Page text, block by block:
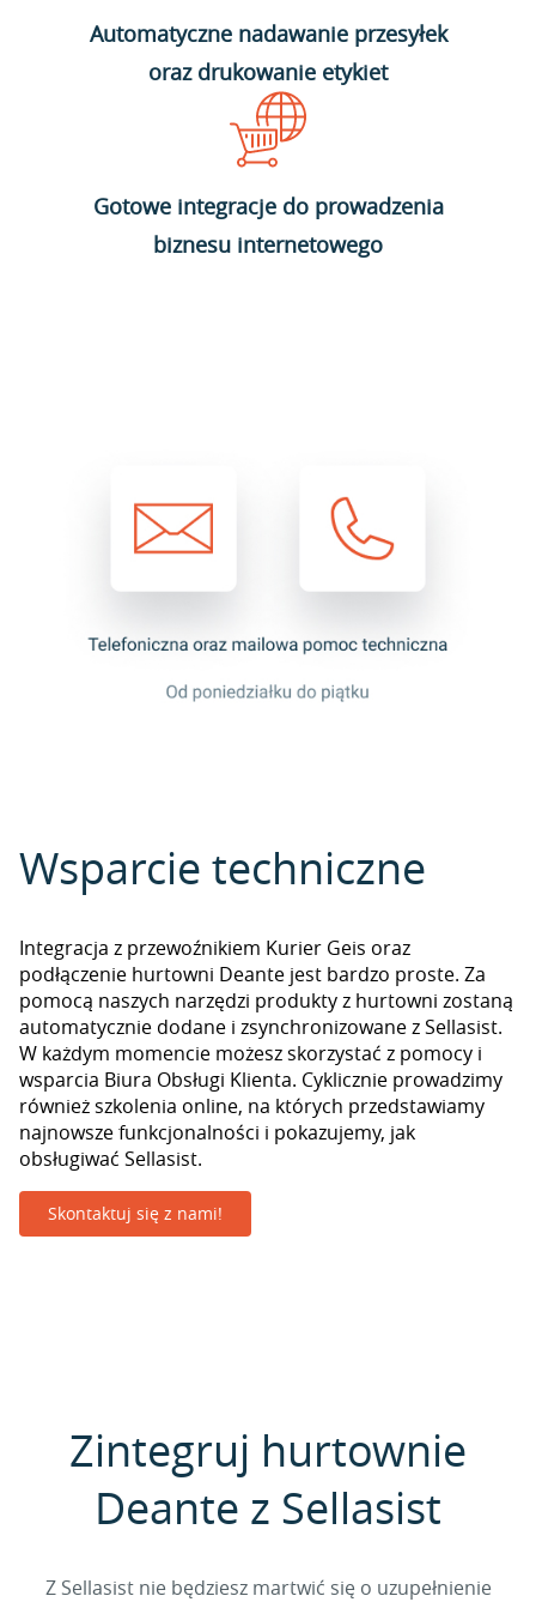
Automatyczne nadawanie przesyłek
oraz drukowanie etykiet
Gotowe integracje do prowadzenia
biznesu internetowego
Wsparcie techniczne
Integracja z przewoźnikiem Kurier Geis oraz
podłączenie hurtowni Deante jest bardzo proste. Za
pomocą naszych narzędzi produkty z hurtowni zostaną
automatycznie dodane i zsynchronizowane z Sellasist.
W każdym momencie możesz skorzystać z pomocy i
wsparcia Biura Obsługi Klienta. Cyklicznie prowadzimy
również szkolenia online, na których przedstawiamy
najnowsze funkcjonalności i pokazujemy, jak
obsługiwać Sellasist.
Skontaktuj się z nami!
Zintegruj hurtownie
Deante z Sellasist
Z Sellasist nie będziesz martwić się o uzupełnienie